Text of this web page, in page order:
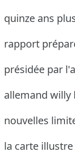
quinze ans
rapport
présidée par
allemand willy
nouvelles
la carte